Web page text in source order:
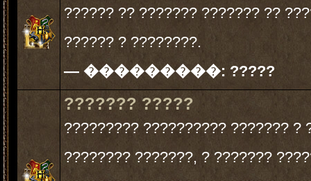
?????? ?? ??????? ??????? ??
?????? ? ????????.
— ���������: ?????
??????? ?????
????????? ?????????? ??????? ?
???????? ???????, ? ???????